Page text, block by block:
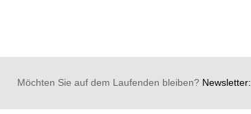
Möchten Sie auf dem Laufenden bleiben?Newsletter: